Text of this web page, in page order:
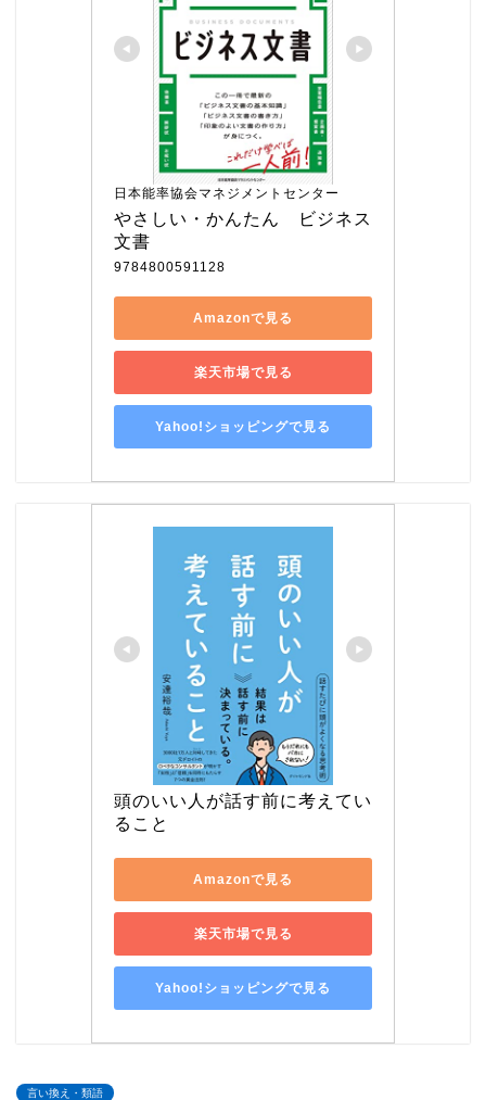
日本能率協会マネジメントセンター
やさしい・かんたん　ビジネス
文書
9784800591128
Amazonで見る
楽天市場で見る
Yahoo!ショッピングで見る
頭のいい人が話す前に考えてい
ること
Amazonで見る
楽天市場で見る
Yahoo!ショッピングで見る
言い換え・類語